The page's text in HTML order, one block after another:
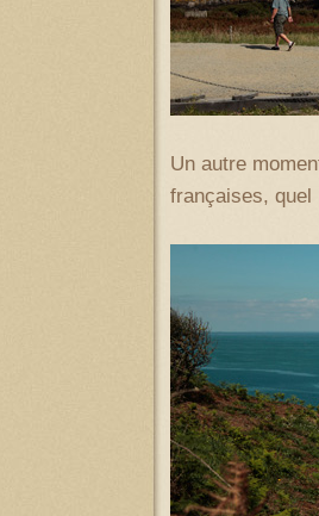
Un autre
françaises, quel